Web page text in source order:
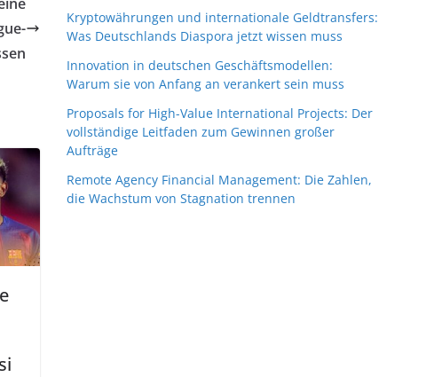
Kryptowährungen und internationale Geldtransfers:
Was Deutschlands Diaspora jetzt wissen muss
Innovation in deutschen Geschäftsmodellen:
Warum sie von Anfang an verankert sein muss
Proposals for High-Value International Projects: Der
vollständige Leitfaden zum Gewinnen großer
Aufträge
Remote Agency Financial Management: Die Zahlen,
die Wachstum von Stagnation trennen